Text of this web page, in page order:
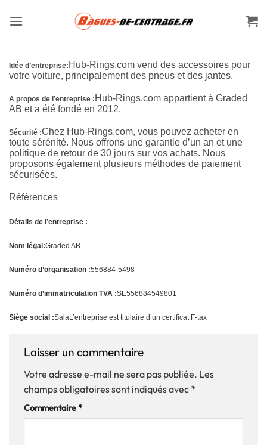
Idée d’entreprise: Hub-Rings.com vend des accessoires pour
votre voiture, principalement des pneus et des jantes.
A propos de l’entreprise : Hub-Rings.com appartient à Graded
AB et a été fondé en 2012.
Sécurité :Chez Hub-Rings.com, vous pouvez acheter en
toute sérénité. Nous offrons une garantie d’un an et une
politique de retour de 30 jours sur vos achats. Nous
proposons également plusieurs méthodes de paiement
sécurisées.
Références
Détails de l’entreprise :
Nom légal:Graded AB
Numéro d’organisation :556884-5498
Numéro d’immatriculation TVA :SE556884549801
Siège social :SalaL’entreprise est titulaire d’un certificat F-tax
Laisser un commentaire
Votre adresse e-mail ne sera pas publiée. Les
champs obligatoires sont indiqués avec *
Commentaire*